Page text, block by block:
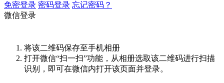
免密登录 密码登录 忘记密码？
微信登录
将该二维码保存至手机相册
打开微信“扫一扫”功能，从相册选取该二维码进行扫描
识别，即可在微信内打开该页面并登录。